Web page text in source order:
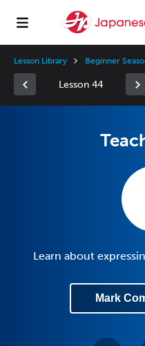
Lesson Library Beginner
Lesson 44
Learn about
Mark